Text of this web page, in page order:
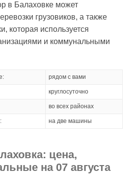
в Балаховке может
грузовиков, а также
которая используется
и коммунальными
рядом с вами
круглосуточно
во всех районах
на две машины
цена,
на 07 августа